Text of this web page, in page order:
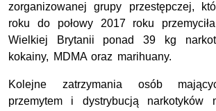
zorganizowanej grupy przestępczej,
roku do połowy 2017 roku
Wielkiej Brytanii ponad 39 kg
kokainy, MDMA oraz marihuany.
Kolejne zatrzymania osób
przemytem i dystrybucją narkotyków